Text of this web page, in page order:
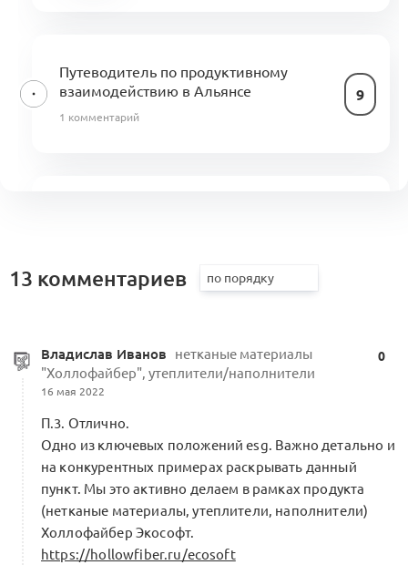
Путеводитель по продуктивному
взаимодействию в Альянсе
9
1 комментарий
Ценности Альянса Конструирование Альянса
0 комментариев
Как в Европе готовят законы,
направленные на усиление
sustainability-процессов в модной
индустрии (видео + расшифровка)
Посты месяца
13 комментариев
Владислав Иванов
нетканые материалы
"Холлофайбер", утеплители/наполнители
16 мая 2022
0
П.3. Отлично.
Одно из ключевых положений esg. Важно детально и
на конкурентных примерах раскрывать данный
пункт. Мы это активно делаем в рамках продукта
(нетканые материалы, утеплители, наполнители)
Холлофайбер Экософт.
https://hollowfiber.ru/ecosoft